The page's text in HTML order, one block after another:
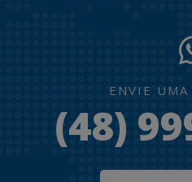
ENVIE UMA
(48)